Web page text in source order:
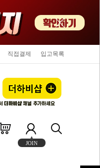
직접결제 입고목록
JOIN